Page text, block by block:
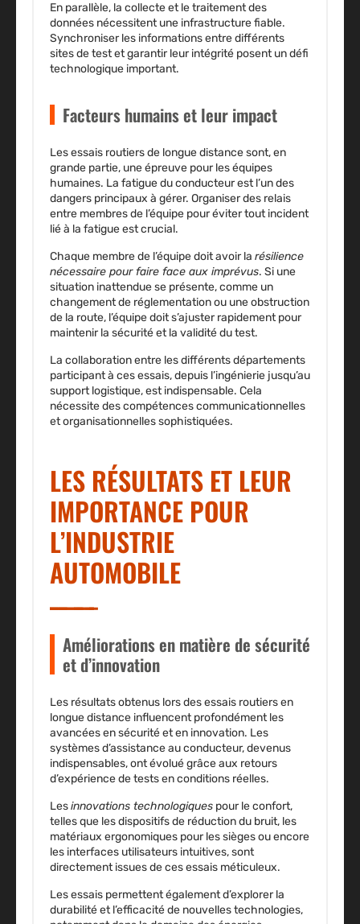
En parallèle, la collecte et le traitement des
données nécessitent une infrastructure fiable.
Synchroniser les informations entre différents
sites de test et garantir leur intégrité posent un défi
technologique important.
Facteurs humains et leur impact
Les essais routiers de longue distance sont, en
grande partie, une épreuve pour les équipes
humaines. La fatigue du conducteurest l’un des
dangers principaux à gérer. Organiser des relais
entre membres de l’équipe pour éviter tout incident
lié à la fatigue est crucial.
Chaque membre de l’équipe doit avoir la résilience
nécessaire pour faire face aux imprévus. Si une
situation inattendue se présente, comme un
changement de réglementation ou une obstruction
de la route, l’équipe doit s’ajuster rapidement pour
maintenir la sécurité et la validité du test.
La collaboration entre les différents départements
participant à ces essais, depuis l’ingénierie jusqu’au
support logistique, est indispensable. Cela
nécessite des compétences communicationnelles
et organisationnelles sophistiquées.
LES RÉSULTATS ET LEUR
IMPORTANCE POUR
L’INDUSTRIE
AUTOMOBILE
Améliorations en matière de sécurité
et d’innovation
Les résultats obtenus lors des essais routiers en
longue distance influencent profondément les
avancées en sécurité et en innovation. Les
systèmes d’assistance au conducteur, devenus
indispensables, ont évolué grâce aux retours
d’expérience de tests en conditions réelles.
Lesinnovations technologiques pour le confort,
telles que les dispositifs de réduction du bruit, les
matériaux ergonomiques pour les sièges ou encore
les interfaces utilisateurs intuitives, sont
directement issues de ces essais méticuleux.
Les essais permettent également d’explorer la
durabilité et l’efficacité de nouvelles technologies,